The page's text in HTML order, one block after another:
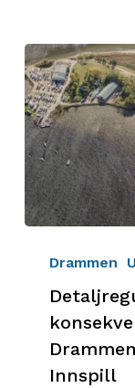
med
Drammen
maritime
senter.
Drammen
Innspill